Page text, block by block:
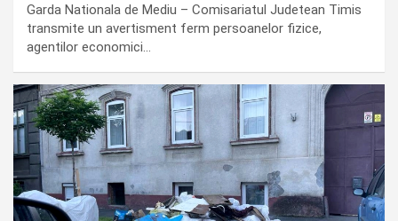
Garda Nationala de Mediu – Comisariatul Judetean Timis
transmite un avertisment ferm persoanelor fizice,
agentilor economici…